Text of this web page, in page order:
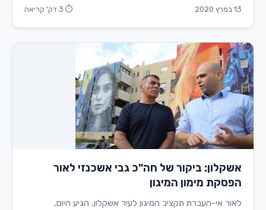
13 במרץ 2020 ⏱ 3 דק' קריאה
אשקלון: ביקור של חה"כ גבי אשכנזי לאור
הפסקת מימון המיגון
לאור אי-העברת תקציב המיגון לעיר אשקלון, הגיע היום,